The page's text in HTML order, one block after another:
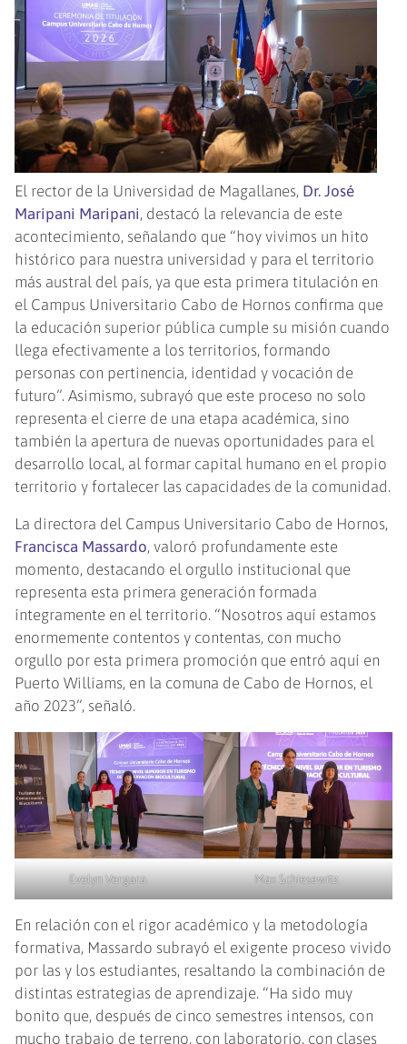
El rector de la Universidad de Magallanes, Dr. José
Maripani Maripani, destacó la relevancia de este
acontecimiento, señalando que “hoy vivimos un hito
histórico para nuestra universidad y para el territorio
más austral del país, ya que esta primera titulación en
el Campus Universitario Cabo de Hornos confirma que
la educación superior pública cumple su misión cuando
llega efectivamente a los territorios, formando
personas con pertinencia, identidad y vocación de
futuro”. Asimismo, subrayó que este proceso no solo
representa el cierre de una etapa académica, sino
también la apertura de nuevas oportunidades para el
desarrollo local, al formar capital humano en el propio
territorio y fortalecer las capacidades de la comunidad.
La directora del Campus Universitario Cabo de Hornos,
Francisca Massardo, valoró profundamente este
momento, destacando el orgullo institucional que
representa esta primera generación formada
íntegramente en el territorio. “Nosotros aquí estamos
enormemente contentos y contentas, con mucho
orgullo por esta primera promoción que entró aquí en
Puerto Williams, en la comuna de Cabo de Hornos, el
año 2023”, señaló.
Evelyn Vergara. Max Schiesewitz.
En relación con el rigor académico y la metodología
formativa, Massardo subrayó el exigente proceso vivido
por las y los estudiantes, resaltando la combinación de
distintas estrategias de aprendizaje. “Ha sido muy
bonito que, después de cinco semestres intensos, con
mucho trabajo de terreno, con laboratorio, con clases